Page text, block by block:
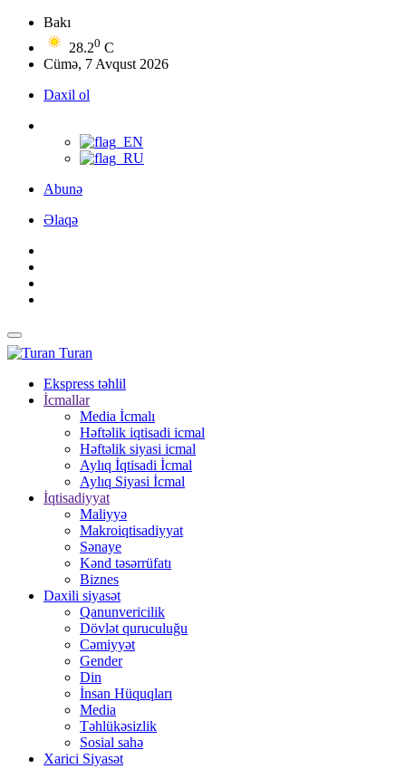
Bakı
28.20 C
Cümə, 7 Avqust 2026
Daxil ol
Abunə
Əlaqə
Turan
Ekspress təhlil
İcmallar
Media İcmalı
Həftəlik iqtisadi icmal
Həftəlik siyasi icmal
Aylıq İqtisadi İcmal
Aylıq Siyasi İcmal
İqtisadiyyat
Maliyyə
Makroiqtisadiyyat
Sənaye
Kənd təsərrüfatı
Biznes
Daxili siyasət
Qanunvericilik
Dövlət quruculuğu
Cəmiyyət
Gender
Din
İnsan Hüquqları
Media
Təhlükəsizlik
Sosial sahə
Xarici Siyasət